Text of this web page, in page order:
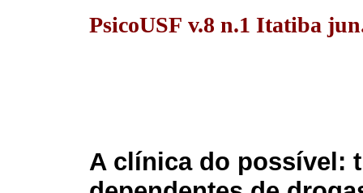
PsicoUSF v.8 n.1 Itatiba
A clínica do possível: